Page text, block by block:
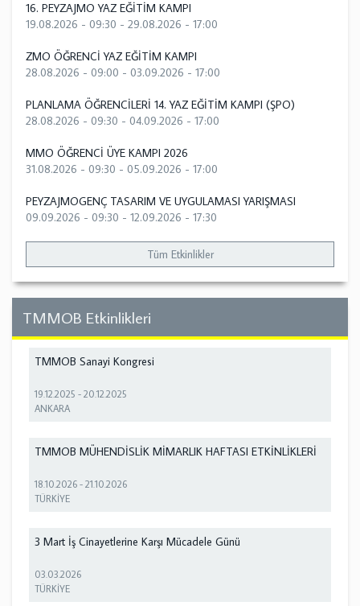
16. PEYZAJMO YAZ EĞİTİM KAMPI
19.08.2026 - 09:30 - 29.08.2026 - 17:00
ZMO ÖĞRENCİ YAZ EĞİTİM KAMPI
28.08.2026 - 09:00 - 03.09.2026 - 17:00
PLANLAMA ÖĞRENCİLERİ 14. YAZ EĞİTİM KAMPI (ŞPO)
28.08.2026 - 09:30 - 04.09.2026 - 17:00
MMO ÖĞRENCİ ÜYE KAMPI 2026
31.08.2026 - 09:30 - 05.09.2026 - 17:00
PEYZAJMOGENÇ TASARIM VE UYGULAMASI YARIŞMASI
09.09.2026 - 09:30 - 12.09.2026 - 17:30
Tüm Etkinlikler
TMMOB Etkinlikleri
TMMOB Sanayi Kongresi
19.12.2025 -20.12.2025
ANKARA
TMMOB MÜHENDİSLİK MİMARLIK HAFTASI ETKİNLİKLERİ
18.10.2026 -21.10.2026
TÜRKİYE
3 Mart İş Cinayetlerine Karşı Mücadele Günü
03.03.2026
TÜRKİYE